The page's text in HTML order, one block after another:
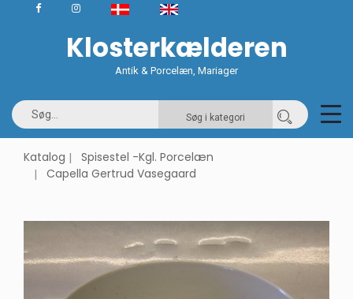
Klosterkælderen
Antik & Porcelæn, Mariager
Søg i kategori
Katalog
Spisestel -Kgl. Porcelæn
Capella Gertrud Vasegaard